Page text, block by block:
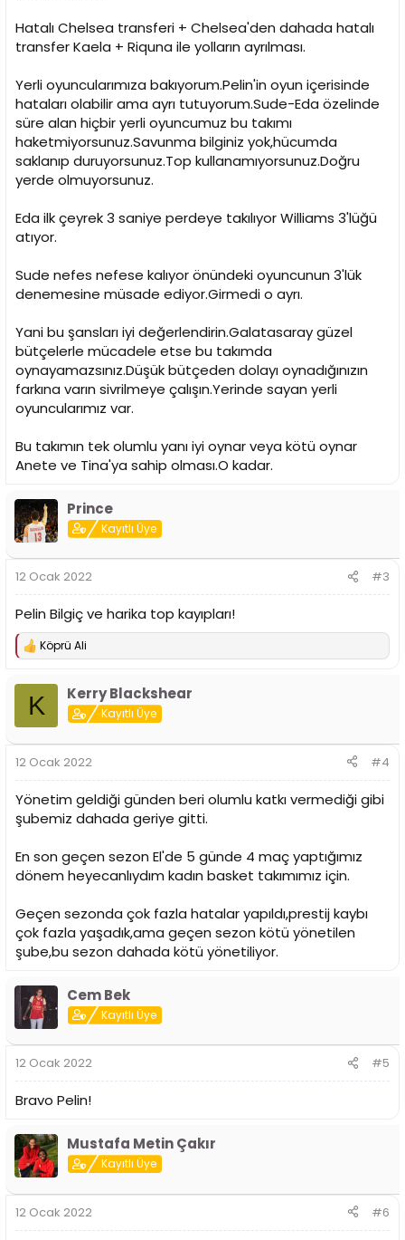
Hatalı Chelsea transferi + Chelsea'den dahada hatalı
transfer Kaela + Riquna ile yolların ayrılması.
Yerli oyuncularımıza bakıyorum.Pelin'in oyun içerisinde
hataları olabilir ama ayrı tutuyorum.Sude-Eda özelinde
süre alan hiçbir yerli oyuncumuz bu takımı
haketmiyorsunuz.Savunma bilginiz yok,hücumda
saklanıp duruyorsunuz.Top kullanamıyorsunuz.Doğru
yerde olmuyorsunuz.
Eda ilk çeyrek 3 saniye perdeye takılıyor Williams 3'lüğü
atıyor.
Sude nefes nefese kalıyor önündeki oyuncunun 3'lük
denemesine müsade ediyor.Girmedi o ayrı.
Yani bu şansları iyi değerlendirin.Galatasaray güzel
bütçelerle mücadele etse bu takımda
oynayamazsınız.Düşük bütçeden dolayı oynadığınızın
farkına varın sivrilmeye çalışın.Yerinde sayan yerli
oyuncularımız var.
Bu takımın tek olumlu yanı iyi oynar veya kötü oynar
Anete ve Tina'ya sahip olması.O kadar.
Prince
Kayıtlı Üye
12 Ocak 2022 #3
Pelin Bilgiç ve harika top kayıpları!
T
p
l
:
Köprü Ali
K Kerry Blackshear
Kayıtlı Üye
12 Ocak 2022 #4
Yönetim geldiği günden beri olumlu katkı vermediği gibi
şubemiz dahada geriye gitti.
En son geçen sezon El'de 5 günde 4 maç yaptığımız
dönem heyecanlıydım kadın basket takımımız için.
Geçen sezonda çok fazla hatalar yapıldı,prestij kaybı
çok fazla yaşadık,ama geçen sezon kötü yönetilen
şube,bu sezon dahada kötü yönetiliyor.
Cem Bek
Kayıtlı Üye
12 Ocak 2022 #5
Bravo Pelin!
Mustafa Metin Çakır
Kayıtlı Üye
12 Ocak 2022 #6